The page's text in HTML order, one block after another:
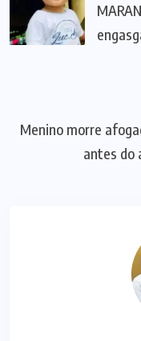
Menino morre
antes do